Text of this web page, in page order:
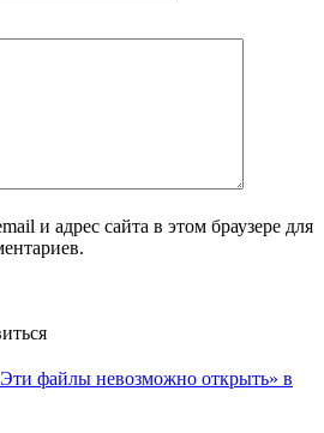
и адрес сайта в этом браузере для
файлы невозможно открыть» в